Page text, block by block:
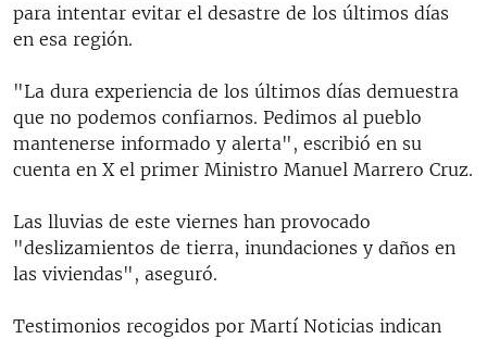
para intentar evitar el desastre de los últimos días
en esa región.
"La dura experiencia de los últimos días demuestra
que no podemos confiarnos. Pedimos al pueblo
mantenerse informado y alerta", escribió en su
cuenta en X el primer Ministro Manuel Marrero Cruz.
Las lluvias de este viernes han provocado
"deslizamientos de tierra, inundaciones y daños en
las viviendas", aseguró.
Testimonios recogidos por Martí Noticias indican